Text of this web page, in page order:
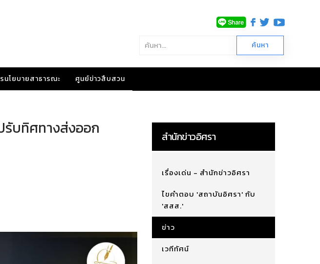
นโยบายสาธารณะ ศูนย์ข่าวสืบสวน
ปรับทิศทางส่งออก สำนักข่าวอิศรา
เรื่องเด่น - สำนักข่าวอิศรา
ไขคำตอบ 'สถาบันอิศรา' กับ
'สสส.'
ข่าว
เวทีทัศน์